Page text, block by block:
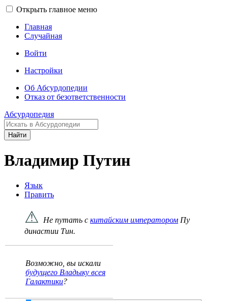
Открыть главное меню
Главная
Случайная
Войти
Настройки
Об Абсурдопедии
Отказ от безответственности
Абсурдопедия
Найти
Владимир Путин
Язык
Править
⚠ Не путать с китайским императором Пу
династии Тин.
Возможно, вы искали
будущего Владыку всея
Галактики?